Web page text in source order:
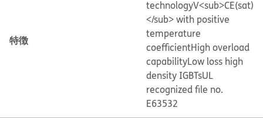
特徴
technologyV<sub>CE(sat)
</sub> with positive
temperature
coefficientHigh overload
capabilityLow loss high
density IGBTsUL
recognized file no.
E63532